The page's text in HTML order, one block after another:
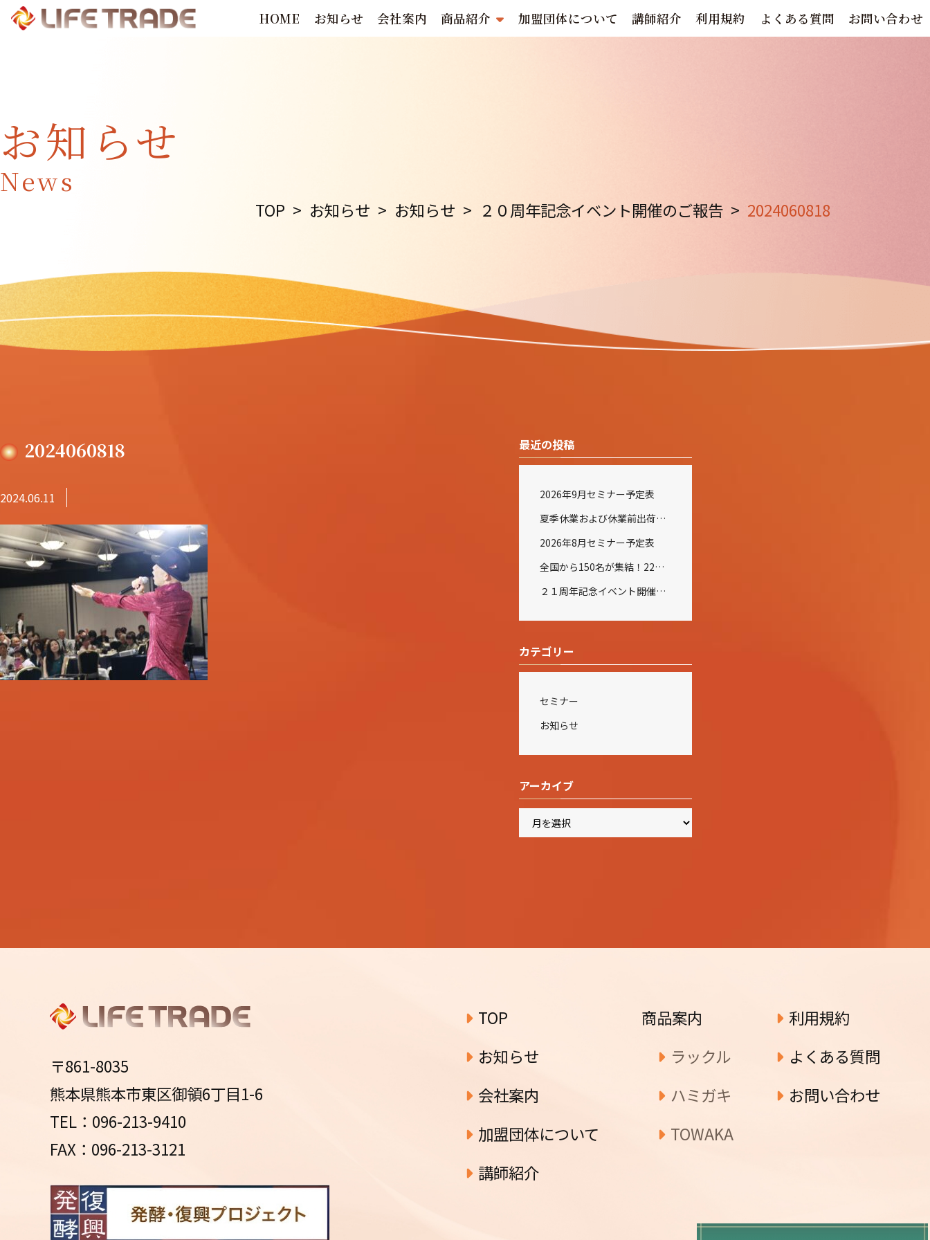
HOME お知らせ 会社案内 商品紹介 加盟団体について 講師紹介 利用規約 よくある質問 お問い合わせ
お知らせ
News
TOP > お知らせ > お知らせ > ２０周年記念イベント開催のご報告 > 2024060818
2024060818
2024.06.11
最近の投稿
2026年9月セミナー予定表
夏季休業および休業前出荷受付のご案内
2026年8月セミナー予定表
全国から150名が集結！22周年記念イベント開催報告
２１周年記念イベント開催のご報告
カテゴリー
セミナー
お知らせ
アーカイブ
〒861-8035
熊本県熊本市東区御領6丁目1-6
TEL：096-213-9410
FAX：096-213-3121
TOP
お知らせ
会社案内
加盟団体について
講師紹介
商品案内
ラックル
ハミガキ
TOWAKA
利用規約
よくある質問
お問い合わせ